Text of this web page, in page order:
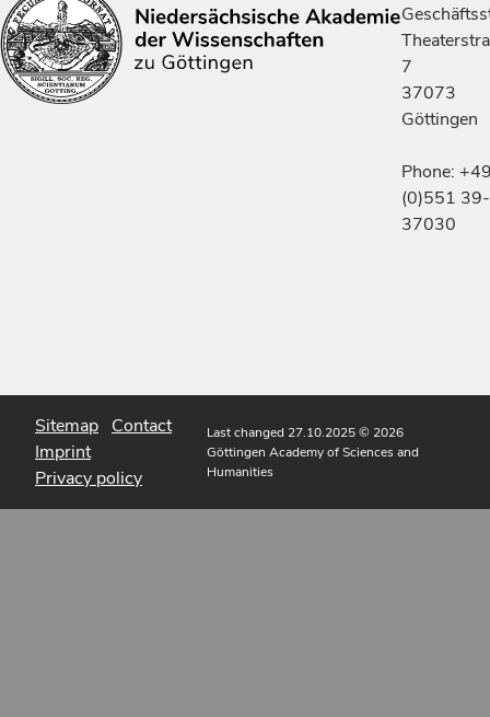
7
37073
Göttingen
Phone:
(0)551 39-
37030
Sitemap Contact
Imprint
Privacy policy
Last changed 27.10.2025© 2026
Göttingen Academy of Sciences and
Humanities